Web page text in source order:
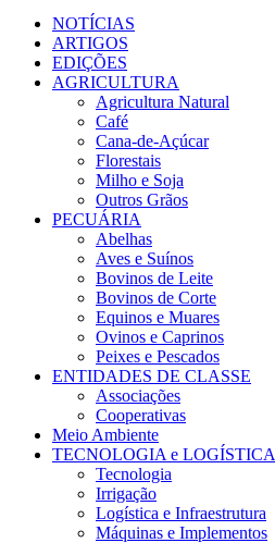
NOTÍCIAS
ARTIGOS
EDIÇÕES
AGRICULTURA
Agricultura Natural
Café
Cana-de-Açúcar
Florestais
Milho e Soja
Outros Grãos
PECUÁRIA
Abelhas
Aves e Suínos
Bovinos de Leite
Bovinos de Corte
Equinos e Muares
Ovinos e Caprinos
Peixes e Pescados
ENTIDADES DE CLASSE
Associações
Cooperativas
Meio Ambiente
TECNOLOGIA e LOGÍSTICA
Tecnologia
Irrigação
Logística e Infraestrutura
Máquinas e Implementos